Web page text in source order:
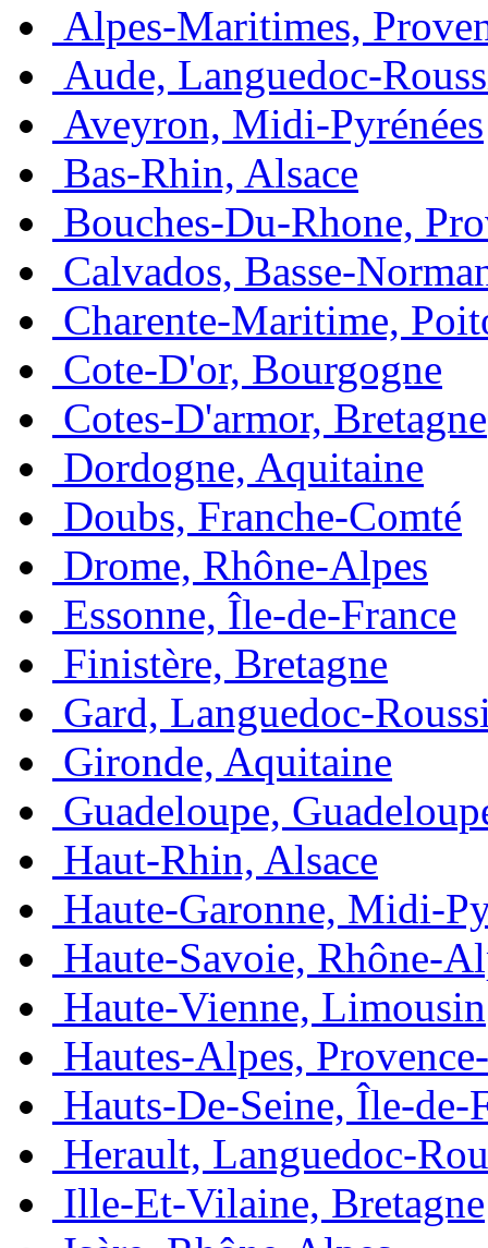
Alpes-Maritimes,
Aude, Languedoc-
Aveyron, Midi-Pyrénées
Bas-Rhin, Alsace
Bouches-Du-Rhone,
Calvados, Basse-
Charente-Maritime,
Cote-D'or, Bourgogne
Cotes-D'armor, Bretagne
Dordogne, Aquitaine
Doubs, Franche-Comté
Drome, Rhône-Alpes
Essonne, Île-de-France
Finistère, Bretagne
Gard, Languedoc-
Gironde, Aquitaine
Guadeloupe,
Haut-Rhin, Alsace
Haute-Garonne, Midi-
Haute-Savoie, Rhône-
Haute-Vienne, Limousin
Hautes-Alpes,
Hauts-De-Seine, Île-de-
Herault, Languedoc-
Ille-Et-Vilaine, Bretagne